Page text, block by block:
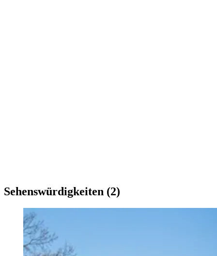
Sehenswürdigkeiten (2)